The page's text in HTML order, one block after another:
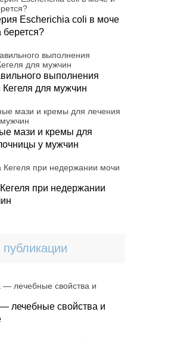
Escherichia coli в моче
берется?
выполнения
для мужчин
мази и кремы для
у мужчин
при недержании
лечебные свойства и